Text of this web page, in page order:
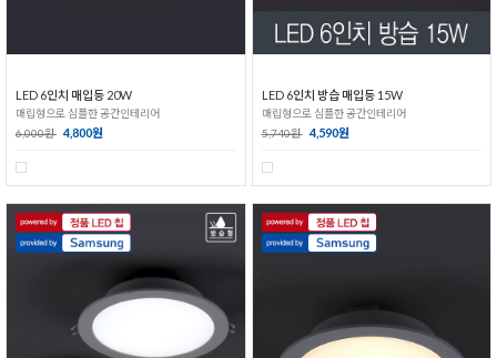
LED 6인치 매입등 20W
매립형으로 심플한 공간인테리어
6,000원 4,800원
LED 6인치 방습 매입등 15W
매립형으로 심플한 공간인테리어
5,740원 4,590원